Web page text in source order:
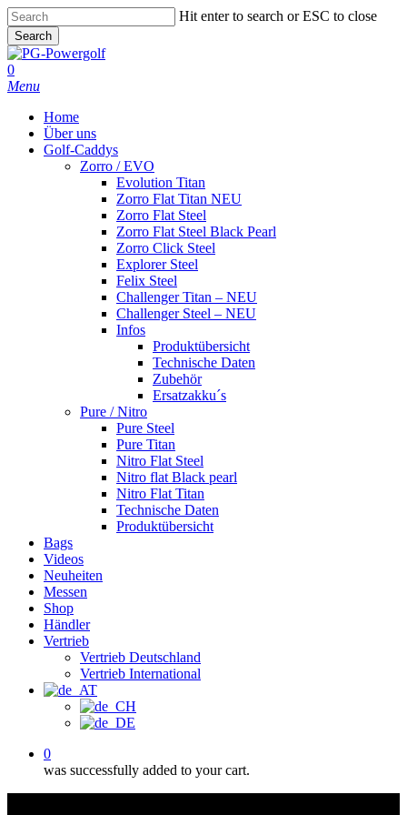
Skip
to
main
content
Hit enter to search or ESC to close
Search
Close
Search
0
Menu
Home
Über uns
Golf-Caddys
Zorro / EVO
Evolution Titan
Zorro Flat Titan NEU
Zorro Flat Steel
Zorro Flat Steel Black Pearl
Zorro Click Steel
Explorer Steel
Felix Steel
Challenger Titan – NEU
Challenger Steel – NEU
Infos
Produktübersicht
Technische Daten
Zubehör
Ersatzakku´s
Pure / Nitro
Pure Steel
Pure Titan
Nitro Flat Steel
Nitro flat Black pearl
Nitro Flat Titan
Technische Daten
Produktübersicht
Bags
Videos
Neuheiten
Messen
Shop
Händler
Vertrieb
Vertrieb Deutschland
Vertrieb International
0
was successfully added to your cart.